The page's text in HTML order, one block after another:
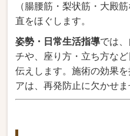
（腸腰筋・梨状筋・大殿
直をほぐします。
姿勢・日常生活指導では
チや、座り方・立ち方な
伝えします。施術の効果
アは、再発防止に欠かせま